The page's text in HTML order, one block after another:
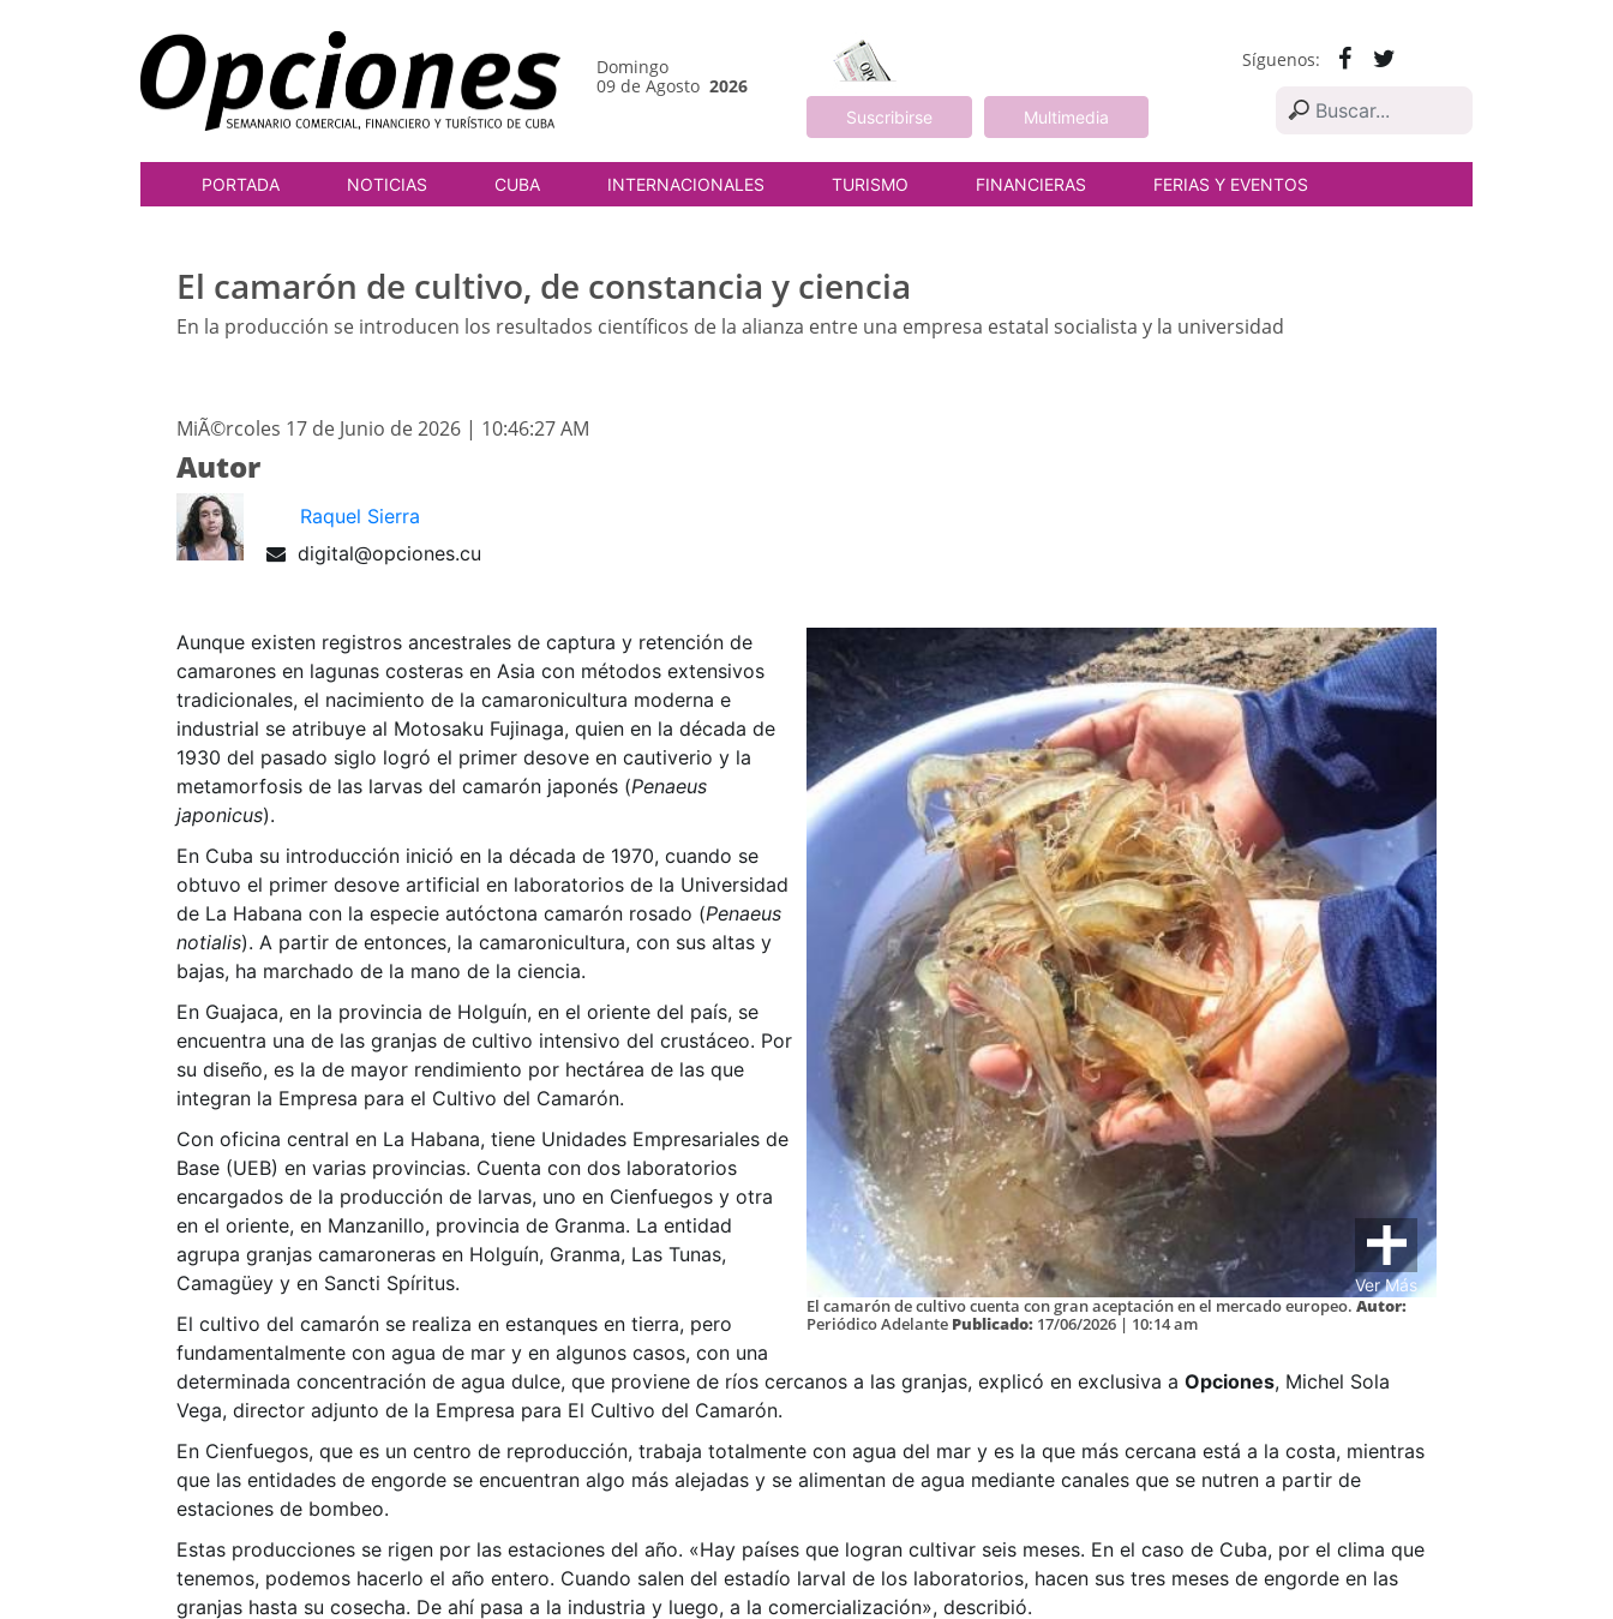
Domingo
09 de Agosto 2026
Suscribirse Multimedia
Síguenos:
PORTADA NOTICIAS CUBA INTERNACIONALES TURISMO FINANCIERAS FERIAS Y EVENTOS
El camarón de cultivo, de constancia y ciencia
En la producción se introducen los resultados científicos de la alianza entre una empresa estatal socialista y la universidad
MiÃ©rcoles 17 de Junio de 2026 | 10:46:27 AM
Autor
Raquel Sierra
digital@opciones.cu
Ver Más
El camarón de cultivo cuenta con gran aceptación en el mercado europeo. Autor:
Periódico Adelante Publicado: 17/06/2026 | 10:14 am
Aunque existen registros ancestrales de captura y retención de
camarones en lagunas costeras en Asia con métodos extensivos
tradicionales, el nacimiento de la camaronicultura moderna e
industrial se atribuye al Motosaku Fujinaga, quien en la década de
1930 del pasado siglo logró el primer desove en cautiverio y la
metamorfosis de las larvas del camarón japonés (Penaeus
japonicus).
En Cuba su introducción inició en la década de 1970, cuando se
obtuvo el primer desove artificial en laboratorios de la Universidad
de La Habana con la especie autóctona camarón rosado (Penaeus
notialis). A partir de entonces, la camaronicultura, con sus altas y
bajas, ha marchado de la mano de la ciencia.
En Guajaca, en la provincia de Holguín, en el oriente del país, se
encuentra una de las granjas de cultivo intensivo del crustáceo. Por
su diseño, es la de mayor rendimiento por hectárea de las que
integran la Empresa para el Cultivo del Camarón.
Con oficina central en La Habana, tiene Unidades Empresariales de
Base (UEB) en varias provincias. Cuenta con dos laboratorios
encargados de la producción de larvas, uno en Cienfuegos y otra
en el oriente, en Manzanillo, provincia de Granma. La entidad
agrupa granjas camaroneras en Holguín, Granma, Las Tunas,
Camagüey y en Sancti Spíritus.
El cultivo del camarón se realiza en estanques en tierra, pero
fundamentalmente con agua de mar y en algunos casos, con una
determinada concentración de agua dulce, que proviene de ríos cercanos a las granjas, explicó en exclusiva a Opciones, Michel Sola
Vega, director adjunto de la Empresa para El Cultivo del Camarón.
En Cienfuegos, que es un centro de reproducción, trabaja totalmente con agua del mar y es la que más cercana está a la costa, mientras
que las entidades de engorde se encuentran algo más alejadas y se alimentan de agua mediante canales que se nutren a partir de
estaciones de bombeo.
Estas producciones se rigen por las estaciones del año. «Hay países que logran cultivar seis meses. En el caso de Cuba, por el clima que
tenemos, podemos hacerlo el año entero. Cuando salen del estadío larval de los laboratorios, hacen sus tres meses de engorde en las
granjas hasta su cosecha. De ahí pasa a la industria y luego, a la comercialización», describió.